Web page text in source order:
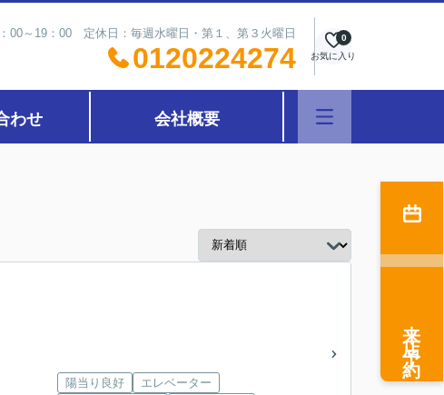
00～19：00 定休日：毎週水曜日・第１、第３火曜日
0120224274 お気に入り
0
わせ 会社概要
陽当り良好
エレベーター
来店予約